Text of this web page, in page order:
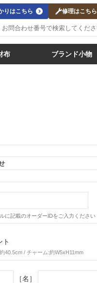
りはこちら 修理はこちら
布 ブランド小物
に記載のオーダーIDをご入力ください
ト
40.5cm / チャーム:約W5xH11mm
［名］